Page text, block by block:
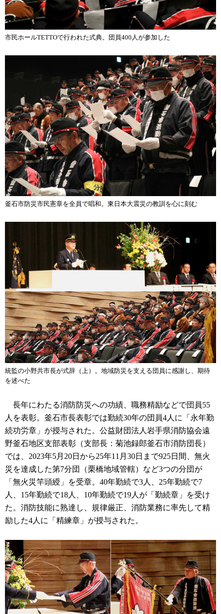
市民ホールTETTOで行われた式典。団員400人が参加した
釜石市防災市民憲章を全員で唱和。東日本大震災の教訓を心に刻む
統監の小野共市長が式辞（上）。地域防災を支える団員に感謝し、期待
を述べた
長年にわたる消防防災への功績、職務精励などで団員55
人を表彰。釜石市長表彰では勤続30年の団員4人に「永年勤
続功労章」が授与された。公益財団法人岩手県消防協会遠
野釜石地区支部表彰（支部長：菊池録郎釜石市消防団長）
では、2023年5月20日から25年11月30日まで925日間、無火
災を達成した第7分団（栗橋地域管轄）など3つの分団が
「無火災竿頭綬」を受章。40年勤続で3人、25年勤続で7
人、15年勤続で18人、10年勤続で19人が「勤続章」を受け
た。消防技能に熟達し、規律厳正、消防業務に率先して精
励した4人に「精練章」が授与された。